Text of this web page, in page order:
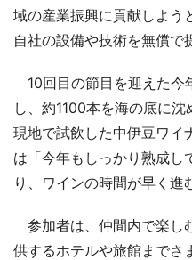
域の産業振興に貢献しよう
自社の設備や技術を無償で
10回目の節目を迎えた今
し、約1100本を海の底に
現地で試飲した中伊豆ワイ
は「今年もしっかり熟成し
り、ワインの時間が早く進
参加者は、仲間内で楽し
供するホテルや旅館までさ